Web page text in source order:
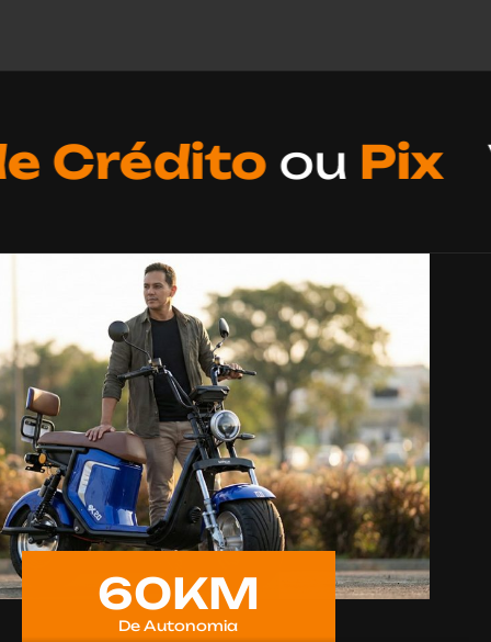
ouPix
60KM
De Autonomia